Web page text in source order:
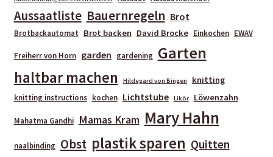
Aussaatliste Bauernregeln Brot
Brotbackautomat Brot backen David Brocke Einkochen EWAV
Freiherr von Horn garden gardening Garten
haltbar machen Hildegard von Bingen knitting
knitting instructions kochen Lichtstube Likör Löwenzahn
Mahatma Gandhi Mamas Kram Mary Hahn
naalbinding Obst plastik sparen Quitten